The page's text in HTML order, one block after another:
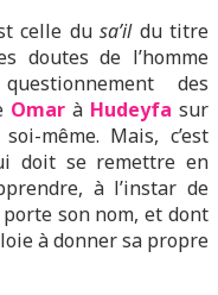
celle dusa’ildu titre
doutes de l’homme
des
Omarà Hudeyfa sur
même. Mais, c’est
doit se remettre en
à l’instar de
son nom, et dont
à donner sa propre